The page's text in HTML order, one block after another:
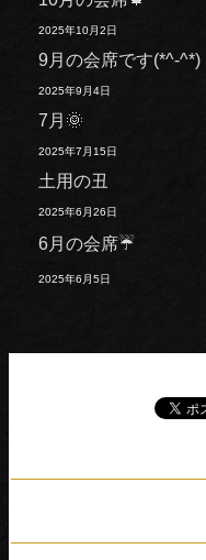
2025年10月2日
9月の会席です(*^-^*)
2025年9月4日
7月🌞
2025年7月15日
土用の丑
2025年6月26日
6月の会席☔
2025年6月5日